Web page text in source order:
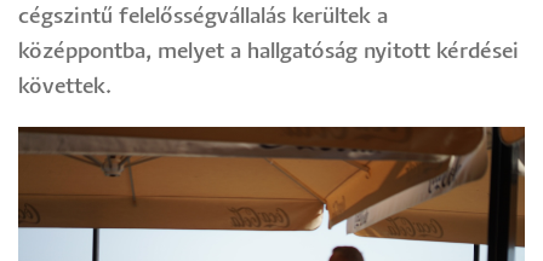
cégszintű felelősségvállalás kerültek a
középpontba, melyet a hallgatóság nyitott kérdései
követtek.